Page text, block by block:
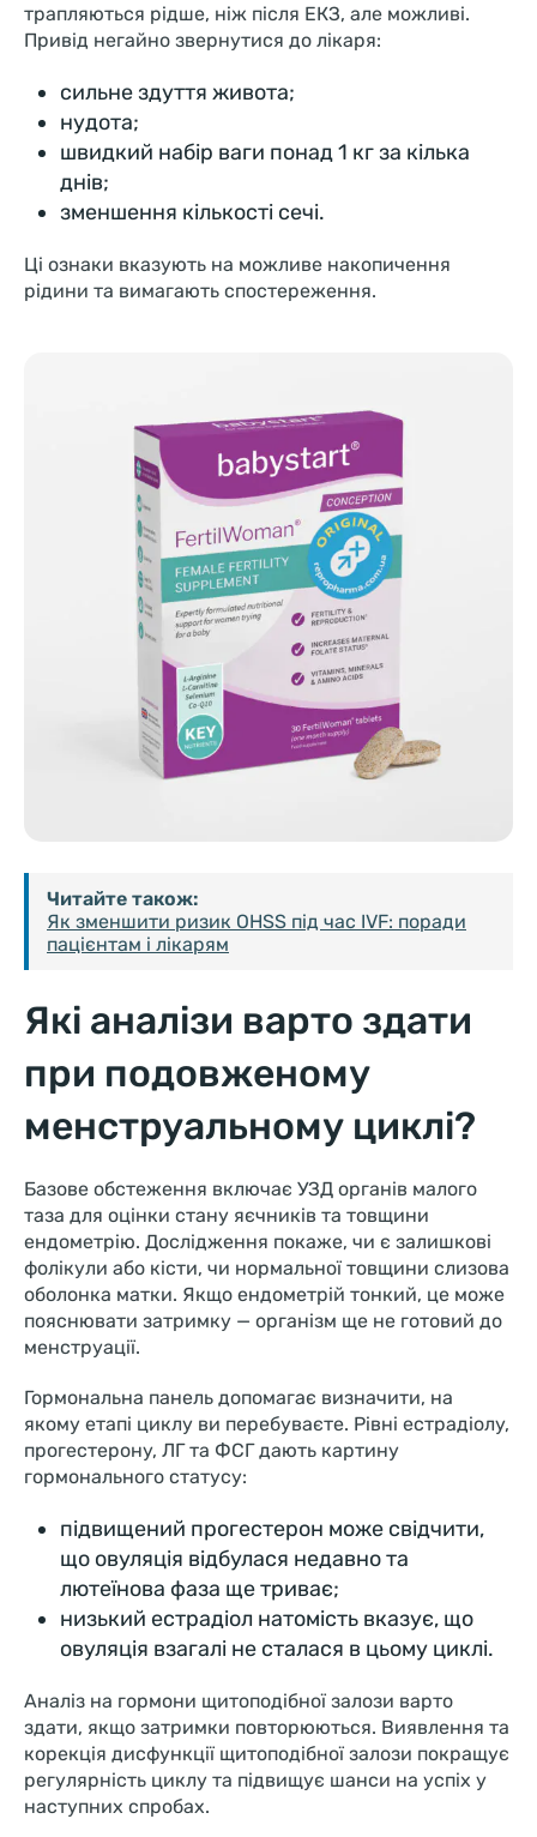
трапляються рідше, ніж після ЕКЗ, але можливі.
Привід негайно звернутися до лікаря:
сильне здуття живота;
нудота;
швидкий набір ваги понад 1 кг за кілька
днів;
зменшення кількості сечі.
Ці ознаки вказують на можливе накопичення
рідини та вимагають спостереження.
Читайте також:
Як зменшити ризик OHSS під час IVF: поради
пацієнтам і лікарям
Які аналізи варто здати
при подовженому
менструальному циклі?
Базове обстеження включає УЗД органів малого
таза для оцінки стану яєчників та товщини
ендометрію. Дослідження покаже, чи є залишкові
фолікули або кісти, чи нормальної товщини слизова
оболонка матки. Якщо ендометрій тонкий, це може
пояснювати затримку — організм ще не готовий до
менструації.
Гормональна панель допомагає визначити, на
якому етапі циклу ви перебуваєте. Рівні естрадіолу,
прогестерону, ЛГ та ФСГ дають картину
гормонального статусу:
підвищений прогестерон може свідчити,
що овуляція відбулася недавно та
лютеїнова фаза ще триває;
низький естрадіол натомість вказує, що
овуляція взагалі не сталася в цьому циклі.
Аналіз на гормони щитоподібної залози варто
здати, якщо затримки повторюються. Виявлення та
корекція дисфункції щитоподібної залози покращує
регулярність циклу та підвищує шанси на успіх у
наступних спробах.